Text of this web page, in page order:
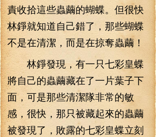
責收拾這些蟲繭的蝴蝶。但很快
林錚就知道自己錯了，那些蝴蝶
不是在清潔，而是在掠奪蟲繭！
林錚發現，有一只七彩皇蝶
將自己的蟲繭藏在了一片葉子下
面，可是那些清潔隊非常的敏
感，很快，那只被藏起來的蟲繭
被發現了，敗露的七彩皇蝶立刻